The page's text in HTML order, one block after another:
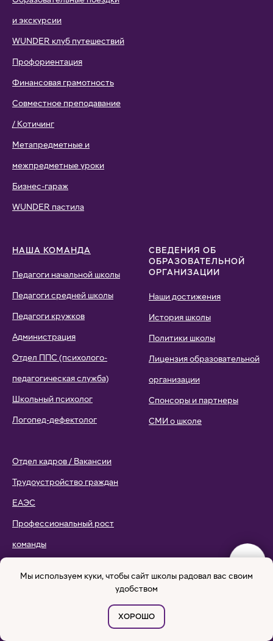
Мы используем куки, чтобы сайт школы радовал вас своим
удобством
ХОРОШО
и экскурсии
WUNDER клуб путешествий
Профориентация
Финансовая грамотность
Совместное преподавание
/ Котичинг
Метапредметные и
межпредметные уроки
Бизнес-гараж
WUNDER пастила
НАША КОМАНДА
Педагоги начальной школы
Педагоги средней школы
Педагоги кружков
Администрация
Отдел ППС (психолого-
педагогическая служба)
Школьный психолог
Логопед-дефектолог
Отдел кадров / Вакансии
Трудоустройство граждан
ЕАЭС
Профессиональный рост
команды
СВЕДЕНИЯ ОБ
ОБРАЗОВАТЕЛЬНОЙ
ОРГАНИЗАЦИИ
Наши достижения
История школы
Политики школы
Лицензия образовательной
организации
Спонсоры и партнеры
СМИ о школе
НАШИ МИССИЯ И
ШКОЛЬНЫЕ ТРАДИЦИИ
Школьные мероприятия
Утренний круг